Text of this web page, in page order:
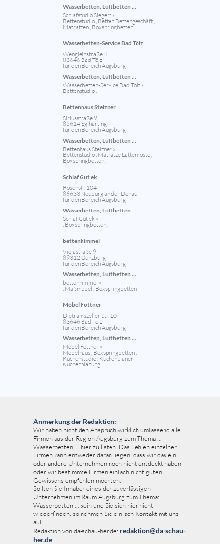
Wasserbetten, Luftbetten ...
Schlafstudio Siegert »
Bettenstudio , Betten Bettengeschäft ,
Matratzen , Boxspringbetten ,
Wasserbetten-Service Bad Tölz
Wengleinstraße 4
83646 Bad Tölz
für den Bereich Augsburg
Wasserbetten, Luftbetten ...
Wasserbetten-Service Bad Tölz »
Bettenstudio ,
Bettenhaus Stelzner
Siriusstraße 9
85614 Eglharting
für den Bereich Augsburg
Wasserbetten, Luftbetten ...
Bettenhaus Stelzner »
Bettenstudio , Matratze Lattenroste ,
Boxspringbetten ,
Schlaf Gut ek
Rosenstr. 104
86633 Neuburg an der Donau
für den Bereich Augsburg
Wasserbetten, Luftbetten ...
Schlaf Gut ek »
, Boxspringbetten ,
bettenhimmel
Violastraße 9
89312 Günzburg
für den Bereich Augsburg
Wasserbetten, Luftbetten ...
bettenhimmel »
, Maßmöbel , Boxspringbetten ,
Möbel Fottner
Dietramszeller Str. 10
83646 Bad Tölz
für den Bereich Augsburg
Wasserbetten, Luftbetten ...
Möbel Fottner »
Möbelhaus , Boxspringbetten ,
Küchenstudio , Küchenplaner
Küchenplanung ,
Anmerkung der Redaktion:
Wir haben nicht den Anspruch wirklich umfassend alle
Firmen aus der Region Augsburg zum Thema ...
Wasserbetten ... hier zu listen. Das Fehlen einzelner
Firmen kann entweder daran liegen, dass wir das ein
oder andere Unternehmen noch nicht entdeckt haben
oder wir bestimmte Firmen einfach nicht guten
Gewissens empfehlen möchten.
Sollten Sie Inhaber eines der zuverlässigen
Unternehmen im Raum Augsburg zum Thema:
Wasserbetten ... sein und Sie sich hier nicht
wiederfinden, so nehmen Sie einfach Kontakt mit uns
auf.
Redaktion von da-schau-her.de: redaktion@da-schau-
her.de